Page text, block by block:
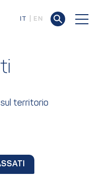
IT EN
sul territorio